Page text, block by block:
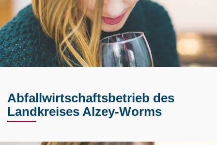
Abfallwirtschaftsbetrieb des
Landkreises Alzey-Worms